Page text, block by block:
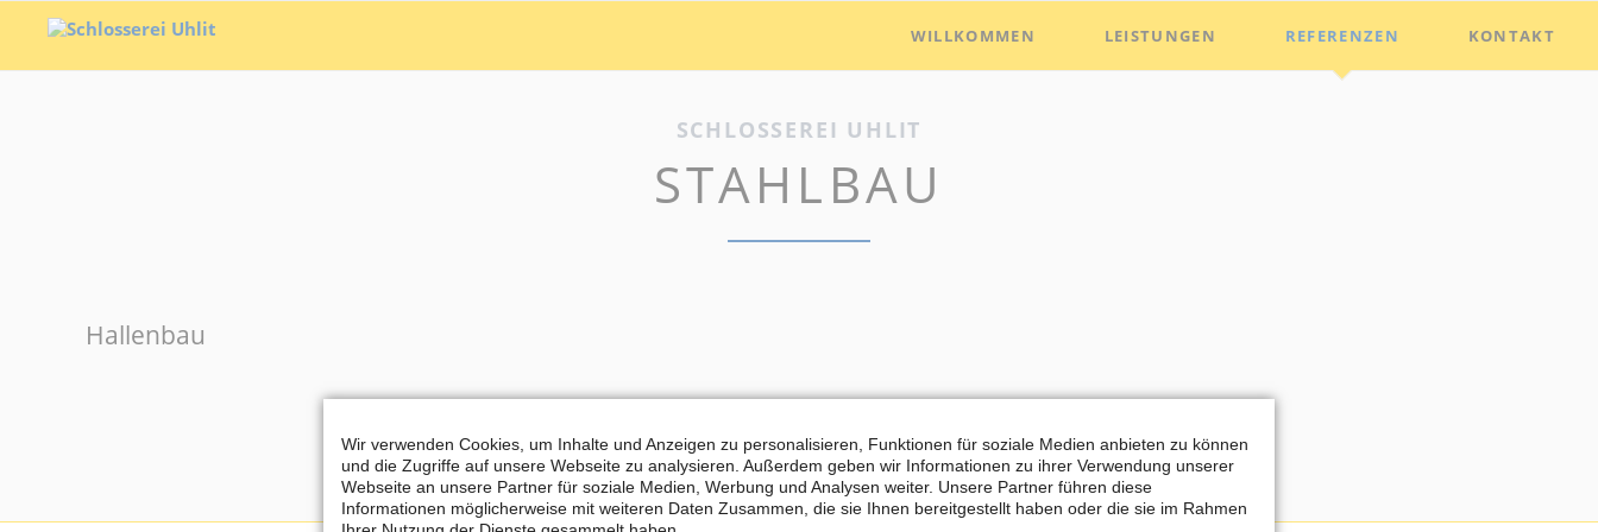
WILLKOMMEN LEISTUNGEN REFERENZEN KONTAKT
SCHLOSSEREI UHLIT
STAHLBAU
Hallenbau
Wir verwenden Cookies, um Inhalte und Anzeigen zu personalisieren, Funktionen für soziale Medien anbieten zu können
und die Zugriffe auf unsere Webseite zu analysieren. Außerdem geben wir Informationen zu ihrer Verwendung unserer
Webseite an unsere Partner für soziale Medien, Werbung und Analysen weiter. Unsere Partner führen diese
Informationen möglicherweise mit weiteren Daten Zusammen, die sie Ihnen bereitgestellt haben oder die sie im Rahmen